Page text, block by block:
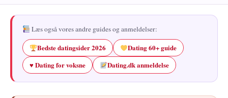
Læs også vores andre guides og anmeldelser:
Bedste datingsider 2026
Dating 60+ guide
♥ Dating for voksne
Dating.dk anmeldelse